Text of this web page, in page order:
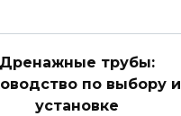
Дренажные трубы:
по выбору и
установке